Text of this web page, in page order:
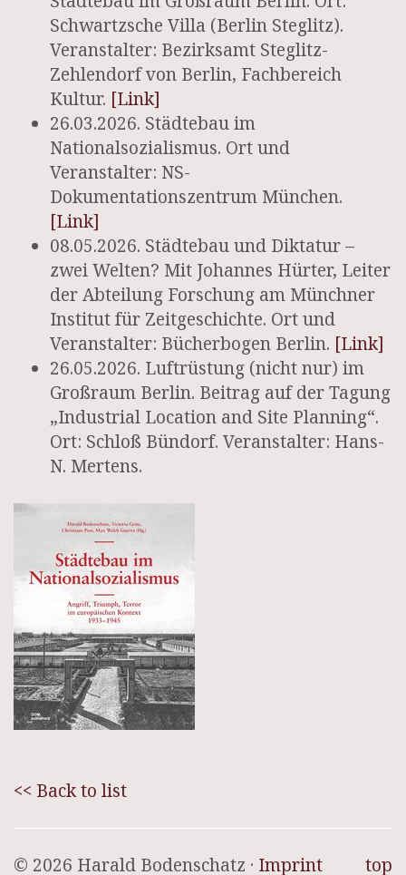
Schwartzsche Villa (Berlin Steglitz).
Veranstalter: Bezirksamt Steglitz-
Zehlendorf von Berlin, Fachbereich
Kultur. [Link]
26.03.2026. Städtebau im
Nationalsozialismus. Ort und
Veranstalter: NS-
Dokumentationszentrum München.
[Link]
08.05.2026. Städtebau und Diktatur –
zwei Welten? Mit Johannes Hürter, Leiter
der Abteilung Forschung am Münchner
Institut für Zeitgeschichte. Ort und
Veranstalter: Bücherbogen Berlin. [Link]
26.05.2026. Luftrüstung (nicht nur) im
Großraum Berlin. Beitrag auf der Tagung
„Industrial Location and Site Planning“.
Ort: Schloß Bündorf. Veranstalter: Hans-
N. Mertens.
<< Back to list
top
© 2026 Harald Bodenschatz · Imprint